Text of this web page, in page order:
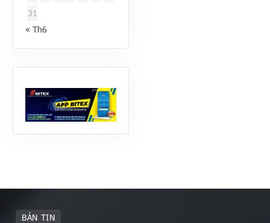
31
« Th6
BẢN TIN